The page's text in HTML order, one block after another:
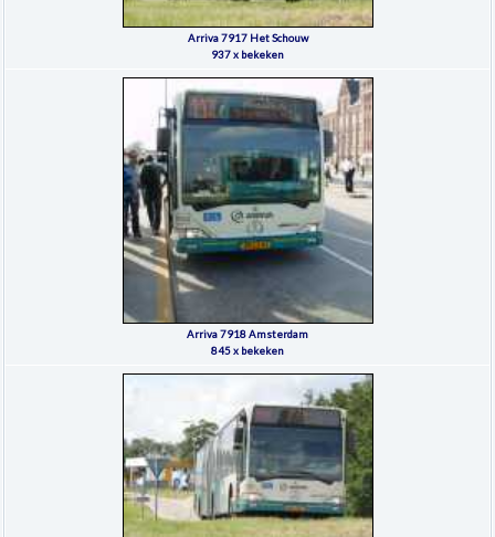
Arriva 7917 Het Schouw
937 x bekeken
Arriva 7918 Amsterdam
845 x bekeken